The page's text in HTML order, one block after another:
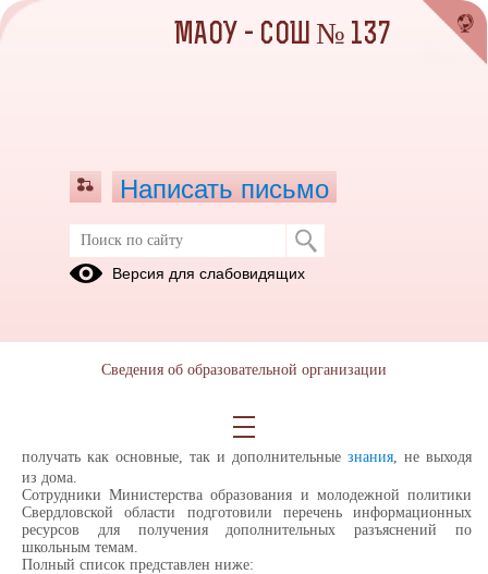
Перечень информационных
ресурсов для получения
школьным темам
Дистанционные образовательные технологии все активней
используются в свердловских школах. Их применение позволяет
получать как основные, так и дополнительные знания, не выходя
из дома.
Сотрудники Министерства образования и молодежной политики
Свердловской области подготовили перечень информационных
ресурсов для получения дополнительных разъяснений по
школьным темам.
Полный список представлен ниже:
МАОУ - СОШ № 137
Написать письмо
Версия для слабовидящих
Сведения об образовательной организации